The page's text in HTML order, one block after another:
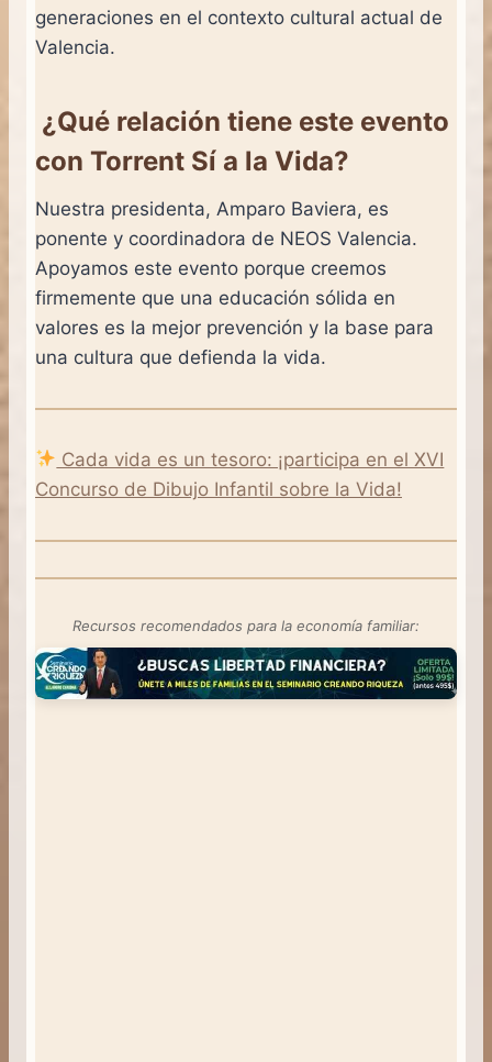
generaciones en el contexto cultural actual de
Valencia.
¿Qué relación tiene este evento
con Torrent Sí a la Vida?
Nuestra presidenta, Amparo Baviera, es
ponente y coordinadora de NEOS Valencia.
Apoyamos este evento porque creemos
firmemente que una educación sólida en
valores es la mejor prevención y la base para
una cultura que defienda la vida.
Cada vida es un tesoro: ¡participa en el XVI
Concurso de Dibujo Infantil sobre la Vida!
Recursos recomendados para la economía familiar: